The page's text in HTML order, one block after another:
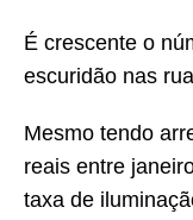
É crescente o
escuridão nas
Mesmo tendo
reais entre
taxa de